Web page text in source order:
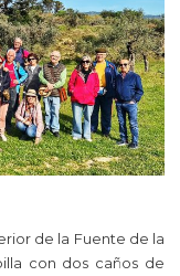
de la Fuente de la
con dos caños de